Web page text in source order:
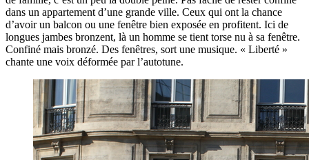
dans un appartement d’une grande ville. Ceux qui ont la chance
d’avoir un balcon ou une fenêtre bien exposée en profitent. Ici de
longues jambes bronzent, là un homme se tient torse nu à sa fenêtre.
Confiné mais bronzé. Des fenêtres, sort une musique. « Liberté »
chante une voix déformée par l’autotune.